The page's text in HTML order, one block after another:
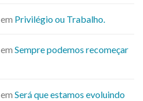
em Privilégio ou Trabalho.
em Sempre podemos recomeçar
em Será que estamos evoluindo